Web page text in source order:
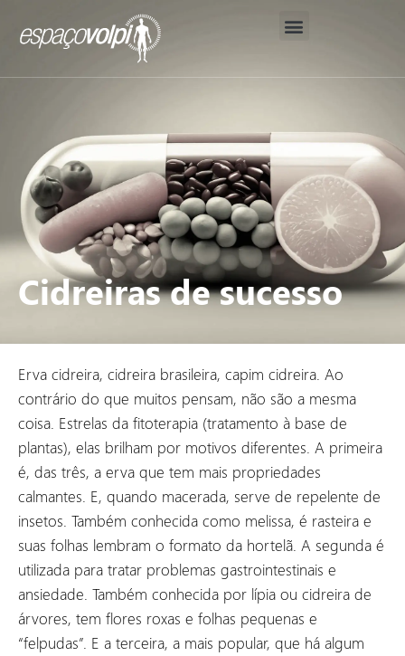
Cidreiras de sucesso
Erva cidreira, cidreira brasileira, capim cidreira. Ao
contrário do que muitos pensam, não são a mesma
coisa. Estrelas da fitoterapia (tratamento à base de
plantas), elas brilham por motivos diferentes. A primeira
é, das três, a erva que tem mais propriedades
calmantes. E, quando macerada, serve de repelente de
insetos. Também conhecida como melissa, é rasteira e
suas folhas lembram o formato da hortelã. A segunda é
utilizada para tratar problemas gastrointestinais e
ansiedade. Também conhecida por lípia ou cidreira de
árvores, tem flores roxas e folhas pequenas e
“felpudas”. E a terceira, a mais popular, que há algum